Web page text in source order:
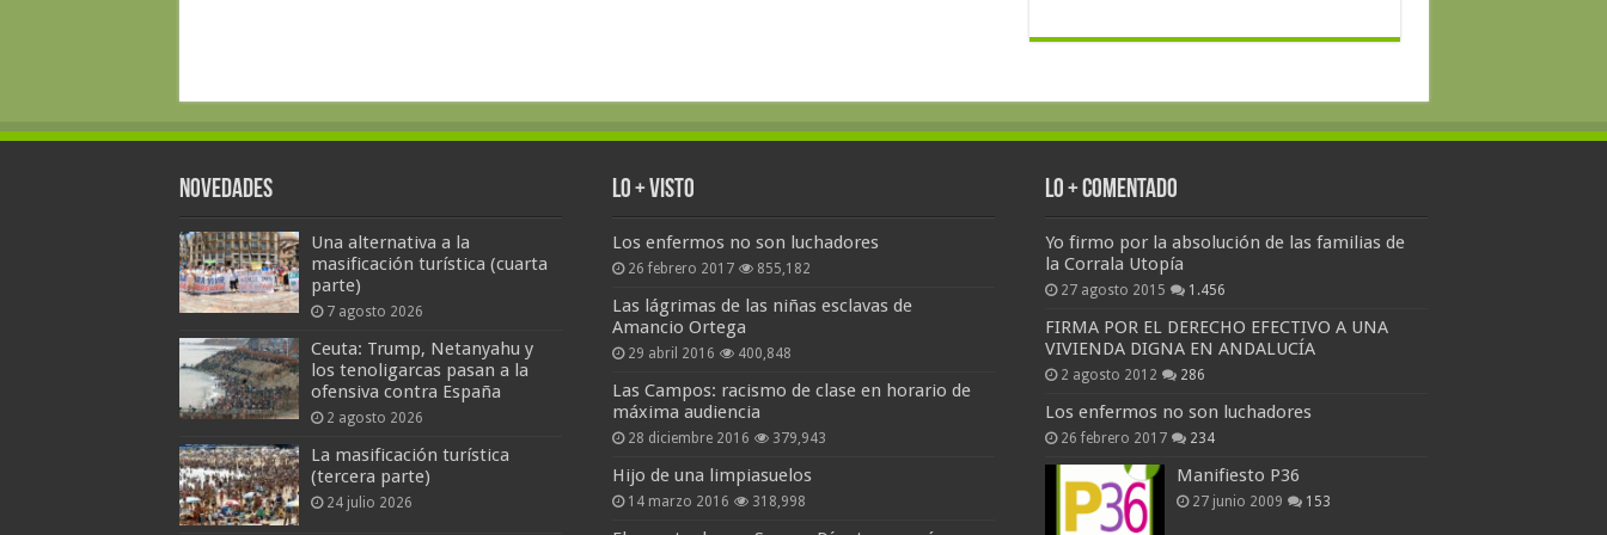
Novedades
Una alternativa a la
masificación turística (cuarta
parte)
7 agosto 2026
Ceuta: Trump, Netanyahu y
los tenoligarcas pasan a la
ofensiva contra España
2 agosto 2026
La masificación turística
(tercera parte)
24 julio 2026
Lo + Visto
Los enfermos no son luchadores
26 febrero 2017 855,182
Las lágrimas de las niñas esclavas de
Amancio Ortega
29 abril 2016 400,848
Las Campos: racismo de clase en horario de
máxima audiencia
28 diciembre 2016 379,943
Hijo de una limpiasuelos
14 marzo 2016 318,998
Lo + Comentado
Yo firmo por la absolución de las familias de
la Corrala Utopía
27 agosto 2015 1.456
FIRMA POR EL DERECHO EFECTIVO A UNA
VIVIENDA DIGNA EN ANDALUCÍA
2 agosto 2012 286
Los enfermos no son luchadores
26 febrero 2017 234
Manifiesto P36
27 junio 2009 153